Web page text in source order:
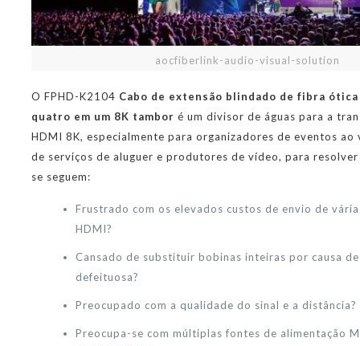
aocfiberlink-audio-visual-solution
O FPHD-K2104 Cabo de extensão blindado de fibra ótica
quatro em um 8K tambor é um divisor de águas para a
HDMI 8K, especialmente para organizadores de eventos
de serviços de aluguer e produtores de vídeo, para
se seguem:
Frustrado com os elevados custos de envio de
HDMI?
Cansado de substituir bobinas inteiras por causa
defeituosa?
Preocupado com a qualidade do sinal e a distância?
Preocupa-se com múltiplas fontes de alimentação